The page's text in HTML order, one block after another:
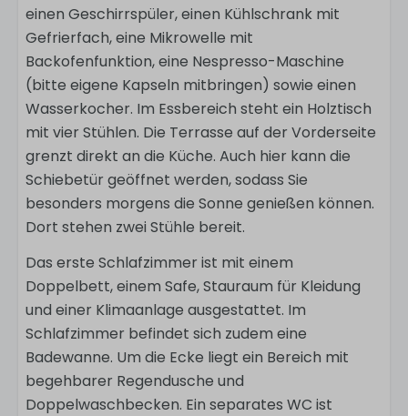
einen Geschirrspüler, einen Kühlschrank mit
Gefrierfach, eine Mikrowelle mit
Backofenfunktion, eine Nespresso-Maschine
(bitte eigene Kapseln mitbringen) sowie einen
Wasserkocher. Im Essbereich steht ein Holztisch
mit vier Stühlen. Die Terrasse auf der Vorderseite
grenzt direkt an die Küche. Auch hier kann die
Schiebetür geöffnet werden, sodass Sie
besonders morgens die Sonne genießen können.
Dort stehen zwei Stühle bereit.
Das erste Schlafzimmer ist mit einem
Doppelbett, einem Safe, Stauraum für Kleidung
und einer Klimaanlage ausgestattet. Im
Schlafzimmer befindet sich zudem eine
Badewanne. Um die Ecke liegt ein Bereich mit
begehbarer Regendusche und
Doppelwaschbecken. Ein separates WC ist